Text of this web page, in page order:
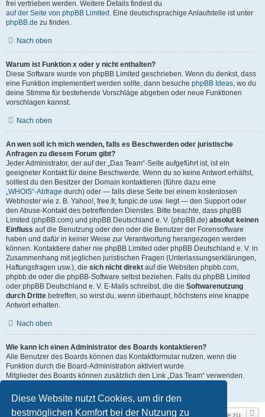
Diese Website nutzt Cookies, um dir den
bestmöglichen Komfort bei der Nutzung zu
frei vertrieben werden. Weitere Details findest du
auf der Seite von phpBB Limited . Eine deutschsprachige Anlaufstelle ist unter
phpBB.de zu finden.
Nach oben
Warum ist Funktion x oder y nicht enthalten?
Diese Software wurde von phpBB Limited geschrieben. Wenn du denkst, dass
eine Funktion implementiert werden sollte, dann besuche phpBB Ideas, wo du
deine Stimme für bestehende Vorschläge abgeben oder neue Funktionen
vorschlagen kannst.
Nach oben
An wen soll ich mich wenden, falls es Beschwerden oder juristische
Anfragen zu diesem Forum gibt?
Jeder Administrator, der auf der „Das Team“-Seite aufgeführt ist, ist ein
geeigneter Kontakt für deine Beschwerde. Wenn du so keine Antwort erhältst,
solltest du den Besitzer der Domain kontaktieren (führe dazu eine
„WHOIS“-Abfrage durch) oder — falls diese Seite bei einem kostenlosen
Webhoster wie z. B. Yahoo!, free.fr, funpic.de usw. liegt — den Support oder
den Abuse-Kontakt des betreffenden Dienstes. Bitte beachte, dass phpBB
Limited (phpBB.com) und phpBB Deutschland e. V. (phpBB.de) absolut keinen
Einfluss auf die Benutzung oder den oder die Benutzer der Forensoftware
haben und dafür in keiner Weise zur Verantwortung herangezogen werden
können. Kontaktiere daher nie phpBB Limited oder phpBB Deutschland e. V. in
Zusammenhang mit jeglichen juristischen Fragen (Unterlassungserklärungen,
Haftungsfragen usw.), die sich nicht direkt auf die Websiten phpbb.com,
phpbb.de oder die phpBB-Software selbst beziehen. Falls du phpBB Limited
oder phpBB Deutschland e. V. E-Mails schreibst, die die Softwarenutzung
durch Dritte betreffen, so wirst du, wenn überhaupt, höchstens eine knappe
Antwort erhalten.
Nach oben
Wie kann ich einen Administrator des Boards kontaktieren?
Alle Benutzer des Boards können das Kontaktformular nutzen, wenn die
Funktion durch die Board-Administration aktiviert wurde.
Mitglieder des Boards können zusätzlich den Link „Das Team“ verwenden.
Nach oben
Gehe zu